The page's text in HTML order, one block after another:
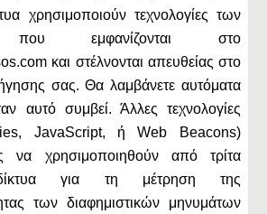
χρησιμοποιούν τεχνολογίες των
που εμφανίζονται στο
και στέλνονται απευθείας στο
σας. Θα λαμβάνετε αυτόματα
αυτό συμβεί. Άλλες τεχνολογίες
JavaScript, ή Web Beacons)
να χρησιμοποιηθούν από τρίτα
δίκτυα για τη μέτρηση της
των διαφημιστικών μηνυμάτων